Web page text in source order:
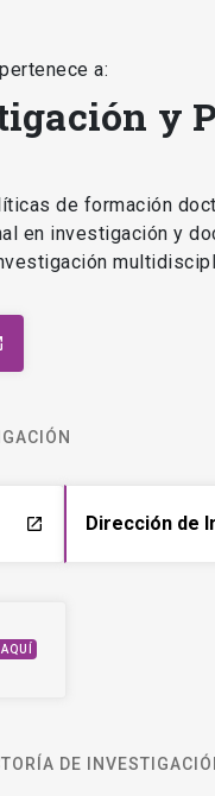
pertenece a:
y
de formación
en investigación y
launch Dirección de
DE